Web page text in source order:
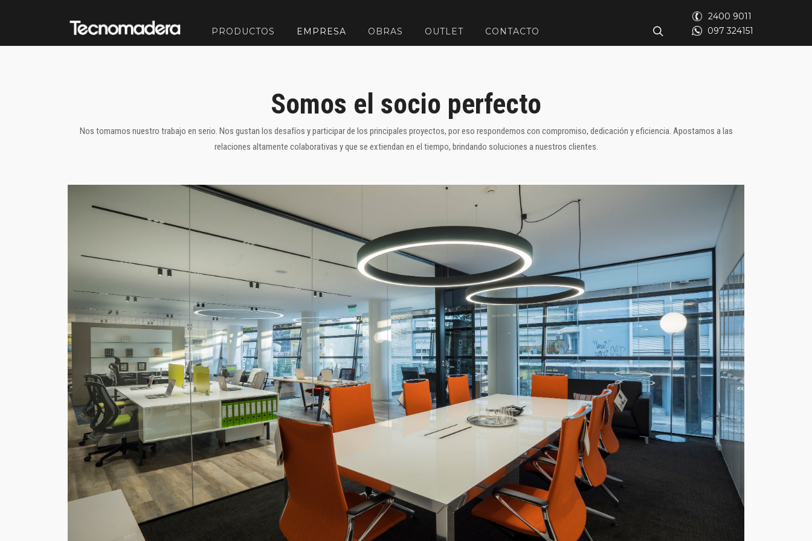
PRODUCTOS EMPRESA OBRAS OUTLET CONTACTO
2400 9011
097 324151
Somos el socio perfecto
Nos tomamos nuestro trabajo en serio. Nos gustan los desafíos y participar de los principales proyectos, por eso respondemos con compromiso, dedicación y eficiencia. Apostamos a las
relaciones altamente colaborativas y que se extiendan en el tiempo, brindando soluciones a nuestros clientes.